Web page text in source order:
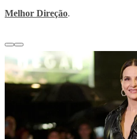
Melhor Direção.